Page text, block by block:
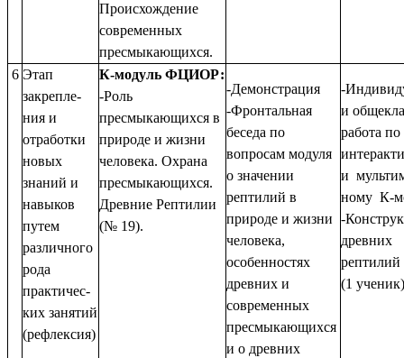
Происхождение
современных
пресмыкающихся.
6 Этап
закрепле-
ния и
отработки
новых
знаний и
навыков
путем
различного
рода
практичес-
ких занятий
(рефлексия)
К-модуль ФЦИОР:
-Роль
пресмыкающихся в
природе и жизни
человека. Охрана
пресмыкающихся.
Древние Рептилии
(№ 19).
-Демонстрация
-Фронтальная
беседа по
вопросам модуля
о значении
рептилий в
природе и жизни
человека,
особенностях
древних и
современных
пресмыкающихся
и о древних
-
и
работа по
и
ному К-
-
древних
(1